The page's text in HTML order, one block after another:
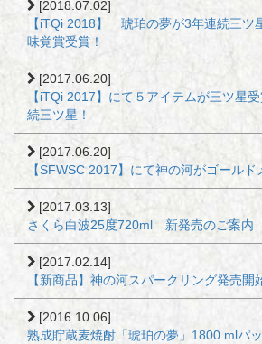
[2018.07.02]
【iTQi 2018】 琥珀の夢が3年連続三ツ
味覚賞受賞！
[2017.06.20]
【iTQi 2017】にて５アイテムが三ツ星
続三ツ星！
[2017.06.20]
【SFWSC 2017】にて神の河がゴールド
[2017.03.13]
さくら白波25度720ml 新発売のご案内
[2017.02.14]
【新商品】神の河スパークリング発売開
[2016.10.06]
熟成貯蔵麦焼酎「琥珀の夢」1800 mlパ